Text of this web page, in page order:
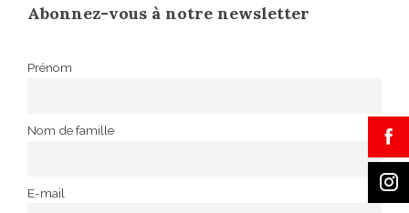
Abonnez-vous à notre newsletter
Prénom
Nom de famille
E-mail